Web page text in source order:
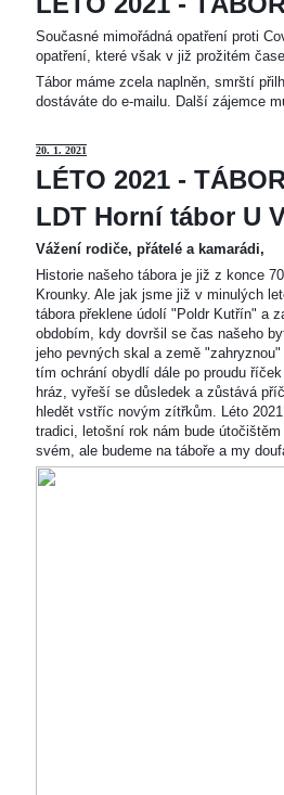
Současné mimořádná opatření proti
opatření, které však v již prožitém
Tábor máme zcela naplněn, smrští
dostáváte do e-mailu. Další zájemce
20. 1. 2021
LÉTO 2021 -
LDT Horní tábor U
Vážení rodiče, přátelé a kamarádi,
Historie našeho tábora je již z konce
Krounky. Ale jak jsme již v minulých
tábora překlene údolí "Poldr Kutřín" a
obdobím, kdy dovršil se čas našeho
jeho pevných skal a země
tím ochrání obydlí dále po proudu
hráz, vyřeší se důsledek a zůstává
hledět vstříc novým zítřkům. Léto
tradici, letošní rok nám bude
svém, ale budeme na táboře a my